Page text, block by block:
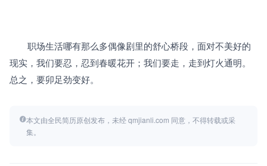
职场生活哪有那么多偶像剧里的舒心桥段，面对不美好的
现实，我们要忍，忍到春暖花开；我们要走，走到灯火通明。
总之，要卯足劲变好。
本文由全民简历原创发布，未经 qmjianli.com 同意，不得转载或采
集。